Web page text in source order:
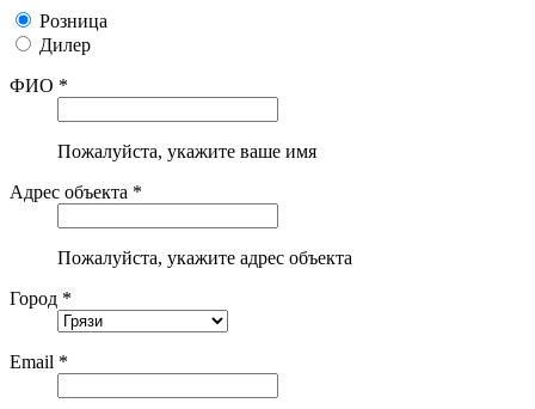
Розница
Дилер
ФИО *
Пожалуйста, укажите ваше имя
Адрес объекта *
Пожалуйста, укажите адрес объекта
Город *
Email *